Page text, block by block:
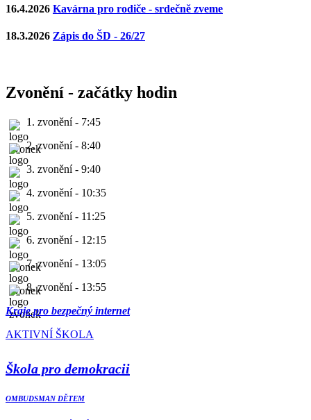
16.4.2026 Kavárna pro rodiče - srdečně zveme
18.3.2026 Zápis do ŠD - 26/27
Zvonění - začátky hodin
1. zvonění - 7:45
2. zvonění - 8:40
3. zvonění - 9:40
4. zvonění - 10:35
5. zvonění - 11:25
6. zvonění - 12:15
7. zvonění - 13:05
8. zvonění - 13:55
Kraje pro bezpečný internet
AKTIVNÍ ŠKOLA
Škola pro demokracii
OMBUDSMAN DĚTEM